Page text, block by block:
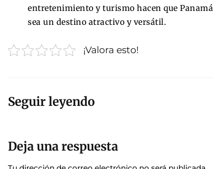
entretenimiento y turismo hacen que Panamá
sea un destino atractivo y versátil.
¡Valora esto!
Seguir leyendo
Deja una respuesta